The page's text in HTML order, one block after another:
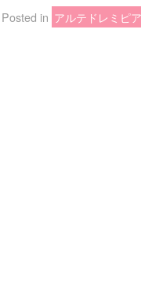
Posted in アルテドレミピ